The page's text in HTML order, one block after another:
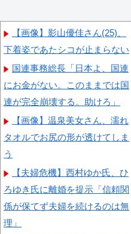
【画像】影山優佳さん(25)、
下着姿であたシコが止まらない
国連事務総長「日本よ、国連
にお金がない。このままでは国
連が完全崩壊する。助けろ」
【画像】温泉美女さん、濡れ
タオルでお尻の形が透けてしま
う
【夫婦危機】西村ゆか氏、ひ
ろゆき氏に離婚を提示「信頼関
係が保てず夫婦を続けるのは無
理」